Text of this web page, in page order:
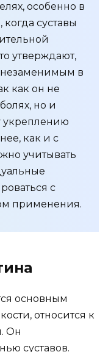
особенно в
суставы
утверждают,
незаменимым в
как он не
но и
укреплению
как и с
учитывать
с
применения.
основным
относится к
Он
суставов.